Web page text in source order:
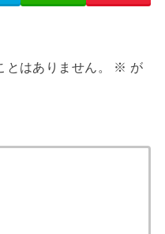
はありません。 ※ が